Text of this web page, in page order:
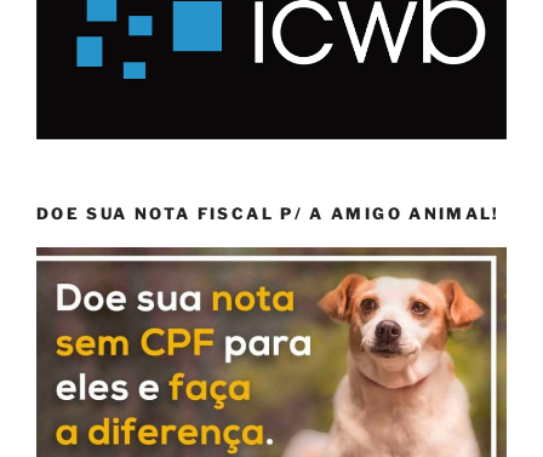
DOE SUA NOTA FISCAL P/ A AMIGO ANIMAL!